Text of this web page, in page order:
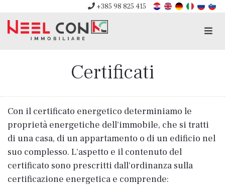
+385 98 825 415
Certificati
Con il certificato energetico determiniamo le
proprietà energetiche dell'immobile, che si tratti
di una casa, di un appartamento o di un edificio nel
suo complesso. L'aspetto e il contenuto del
certificato sono prescritti dall'ordinanza sulla
certificazione energetica e comprende: